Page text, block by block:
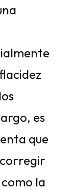
es
que
la